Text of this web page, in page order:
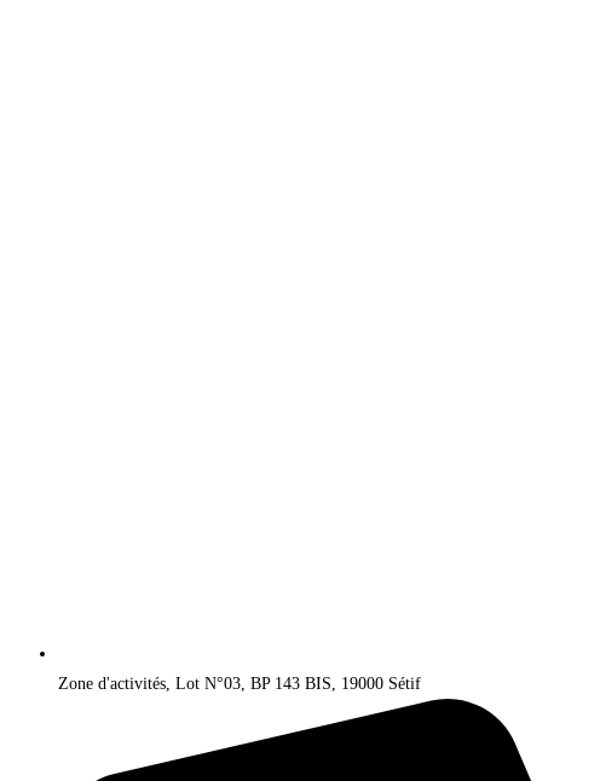
Zone d'activités, Lot N°03, BP 143 BIS, 19000 Sétif